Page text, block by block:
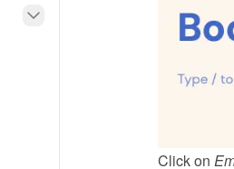
Click on